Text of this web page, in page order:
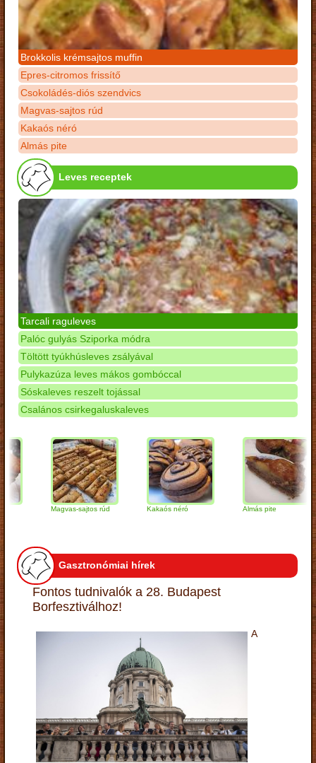
Brokkolis krémsajtos muffin
Epres-citromos frissítő
Csokoládés-diós szendvics
Magvas-sajtos rúd
Kakaós néró
Almás pite
Leves receptek
Tarcali raguleves
Palóc gulyás Sziporka módra
Töltött tyúkhúsleves zsályával
Pulykazúza leves mákos gombóccal
Sóskaleves reszelt tojással
Csalános csirkegaluskaleves
Magvas-sajtos rúd Kakaós néró Almás pite
Gasztronómiai hírek
Fontos tudnivalók a 28. Budapest
Borfesztiválhoz!
A